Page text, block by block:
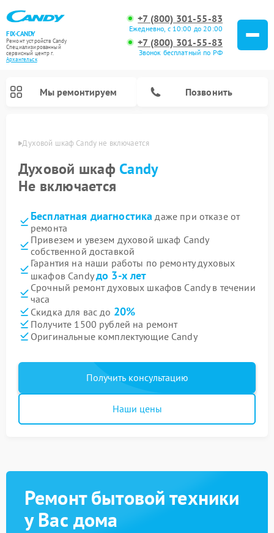
FIX-CANDY
Ремонт устройств Candy
Специализированный
cервисный центр г.
Архангельск
+7 (800) 301-55-83
Ежедневно, с 10:00 до 20:00
+7 (800) 301-55-83
Звонок бесплатный по РФ
Мы ремонтируем Позвонить
Духовой шкаф Candy не включается
Духовой шкаф Candy
Не включается
Бесплатная диагностика даже при отказе от
ремонта
Привезем и увезем духовой шкаф Candy
собственной доставкой
Гарантия на наши работы по ремонту духовых
шкафов Candyдо 3-х лет
Срочный ремонт духовых шкафов Candy в течении
часа
Скидка для вас до 20%
Получите 1500 рублей на ремонт
Оригинальные комплектующие Candy
Получить консультацию
Наши цены
Ремонт бытовой техники
у Вас дома